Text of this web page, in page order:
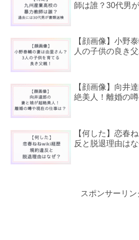
師は誰？30代男
【顔画像】小野
人の子供の良き父
【顔画像】向井
絶美人！離婚の
【何した】恋春
反と脱退理由はな
スポンサーリン